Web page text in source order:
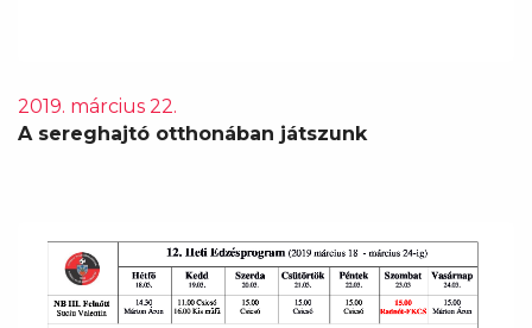
2019. március 22.
A sereghajtó otthonában játszunk